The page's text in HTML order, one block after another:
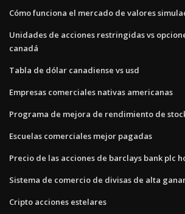
Cómo funciona el mercado de valores
Unidades de acciones restringidas vs
canadá
Tabla de dólar canadiense vs usd
Empresas comerciales nativas americanas
Programa de mejora de rendimiento de
Escuelas comerciales mejor pagadas
Precio de las acciones de barclays bank plc
Sistema de comercio de divisas de alta
Cripto acciones estelares